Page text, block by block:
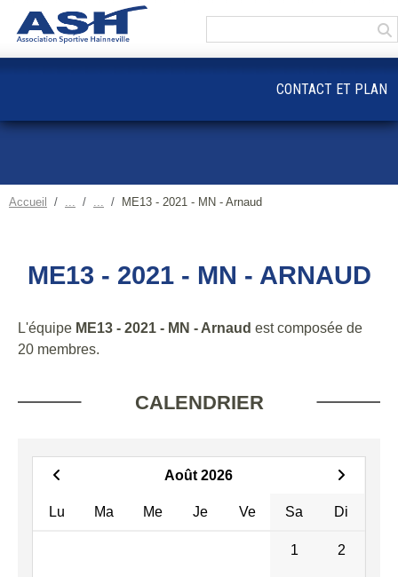
Accueil ME13 - 2021 - MN - Arnaud
ME13 - 2021 - MN - ARNAUD
L'équipe ME13 - 2021 - MN - Arnaud est composée de
20 membres.
CALENDRIER
Août 2026
Lu Ma Me Je Ve Sa Di
1 2
CONTACT ET PLAN
Panneau de gestion des cookies